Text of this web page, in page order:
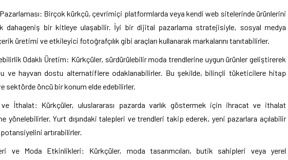
Birçok kürkçü, çevrimiçi platformlarda veya kendi web sitelerinde ürünlerini
dahageniş bir kitleye ulaşabilir. İyi bir dijital pazarlama stratejisiyle, sosyal medya
üretimi ve etkileyici fotoğrafçılık gibi araçları kullanarak markalarını tanıtabilirler.
Odaklı Üretim: Kürkçüler, sürdürülebilir moda trendlerine uygun ürünler geliştirerek
ve hayvan dostu alternatiflere odaklanabilirler. Bu şekilde, bilinçli tüketicilere hitap
sektörde öncü bir konum elde edebilirler.
İthalat: Kürkçüler, uluslararası pazarda varlık göstermek için ihracat ve ithalat
yönelebilirler. Yurt dışındaki talepleri ve trendleri takip ederek, yeni pazarlara açılabilir
artırabilirler.
ve Moda Etkinlikleri: Kürkçüler, moda tasarımcıları, butik sahipleri veya yerel